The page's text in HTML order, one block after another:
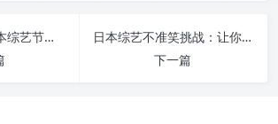
咖啡与渣滓：日本综艺节目中最好看的找出真的物品节目
日本综艺不准笑挑战：让你笑到撕心裂肺的奇葩表演
下一篇